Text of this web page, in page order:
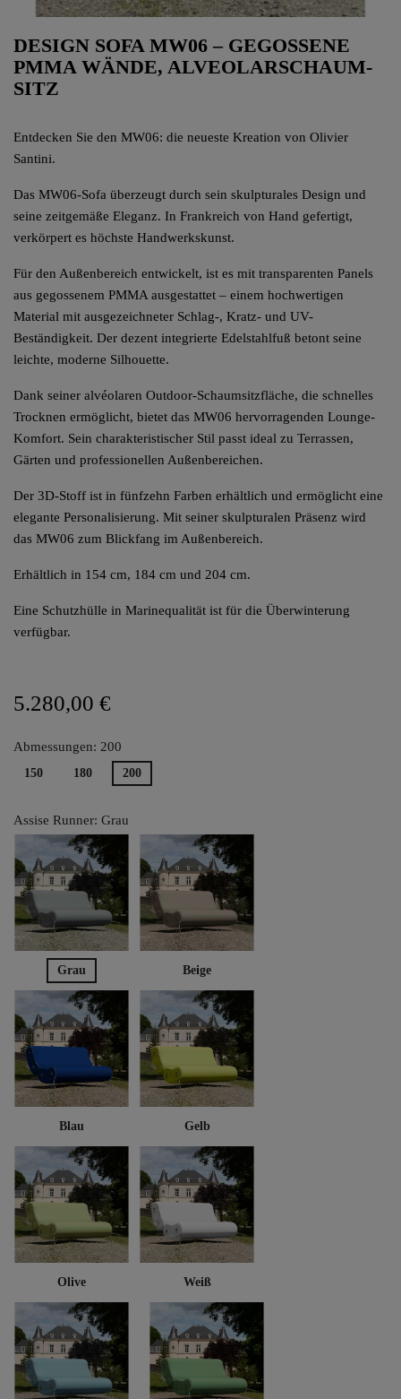
DESIGN SOFA MW06 – GEGOSSENE
PMMA WÄNDE, ALVEOLARSCHAUM-
SITZ
Entdecken Sie den MW06: die neueste Kreation von Olivier
Santini.
Das MW06-Sofa überzeugt durch sein skulpturales Design und
seine zeitgemäße Eleganz. In Frankreich von Hand gefertigt,
verkörpert es höchste Handwerkskunst.
Für den Außenbereich entwickelt, ist es mit transparenten Panels
aus gegossenem PMMA ausgestattet – einem hochwertigen
Material mit ausgezeichneter Schlag-, Kratz- und UV-
Beständigkeit. Der dezent integrierte Edelstahlfuß betont seine
leichte, moderne Silhouette.
Dank seiner alvéolaren Outdoor-Schaumsitzfläche, die schnelles
Trocknen ermöglicht, bietet das MW06 hervorragenden Lounge-
Komfort. Sein charakteristischer Stil passt ideal zu Terrassen,
Gärten und professionellen Außenbereichen.
Der 3D-Stoff ist in fünfzehn Farben erhältlich und ermöglicht eine
elegante Personalisierung. Mit seiner skulpturalen Präsenz wird
das MW06 zum Blickfang im Außenbereich.
Erhältlich in 154 cm, 184 cm und 204 cm.
Eine Schutzhülle in Marinequalität ist für die Überwinterung
verfügbar.
5.280,00 €
Abmessungen: 200
150 180 200
Assise Runner: Grau
Grau Beige
Blau Gelb
Olive Weiß